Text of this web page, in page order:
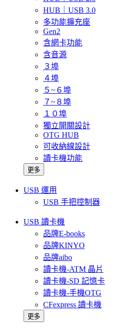
HUB｜USB 3.0
多功能擴充座
Gen2
含網卡功能
含音源
３埠
４埠
５~６埠
７~８埠
１０埠
獨立開關設計
OTG HUB
可收納線設計
讀卡機功能
更多
USB 運用
USB 手把控制器
USB 讀卡機
品牌E-books
品牌KINYO
品牌aibo
讀卡機-ATM 晶片
讀卡機-SD 記憶卡
讀卡機-手機OTG
CFexpress 讀卡機
更多